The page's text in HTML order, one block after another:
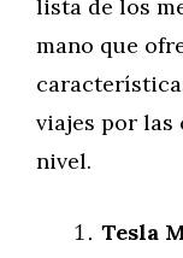
lista de los
mano que
viajes por las
nivel.
Tesla